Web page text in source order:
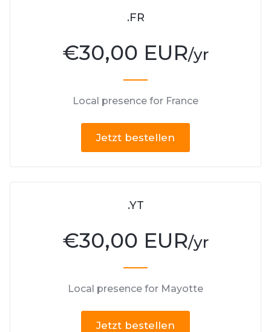
.FR
€30,00 EUR/yr
Local presence for France
Jetzt bestellen
.YT
€30,00 EUR/yr
Local presence for Mayotte
Jetzt bestellen